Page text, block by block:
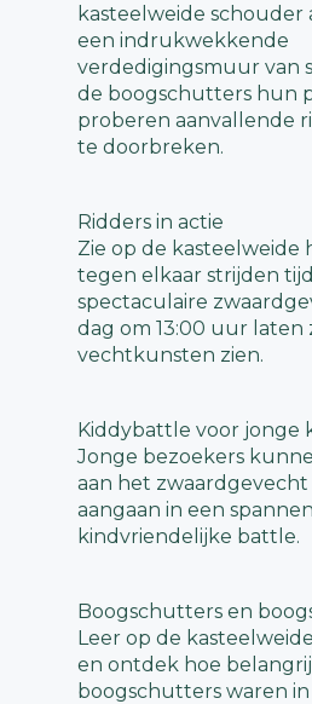
kasteelweide schouder
een indrukwekkende
verdedigingsmuur van
de boogschutters hun
proberen aanvallende
te doorbreken.
Ridders in actie
Zie op de kasteelweide
tegen elkaar strijden
spectaculaire
dag om 13:00 uur laten
vechtkunsten zien.
Kiddybattle voor jonge
Jonge bezoekers
aan het zwaardgevecht
aangaan in een
kindvriendelijke battle.
Boogschutters en
Leer op de
en ontdek hoe
boogschutters waren in